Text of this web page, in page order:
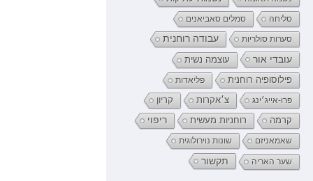
סליחה סמלים סאביאנים
סערות סולריות עבודה רוחנית
עובדי אור
עוצמה נשית
פילוסופיה רוחנית
פליאדות
פרו-אייג׳ינג צ׳אקרות קריון
קרמה רוחניות מעשית ריפוי
שאמאניזם שונות נוירולוגית
שער האריה תקשור